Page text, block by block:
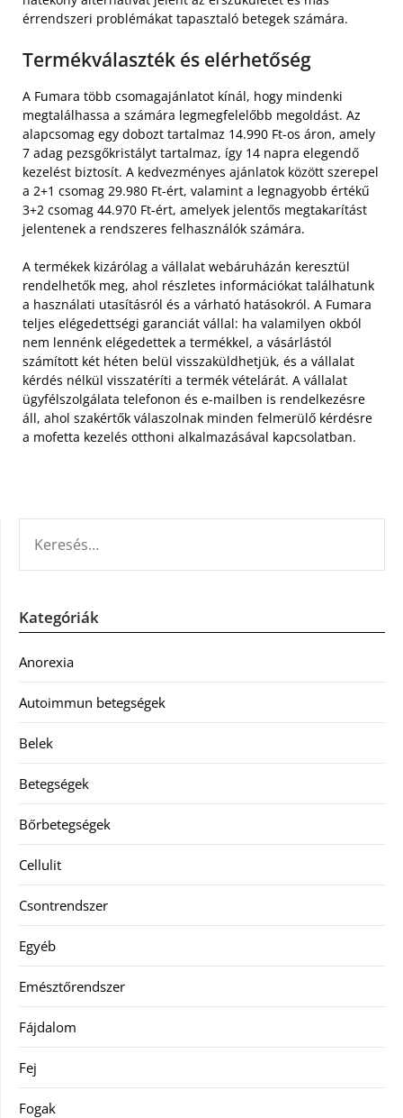
érrendszeri problémákat tapasztaló betegek számára.
Termékválaszték és elérhetőség
A Fumara több csomagajánlatot kínál, hogy mindenki
megtalálhassa a számára legmegfelelőbb megoldást. Az
alapcsomag egy dobozt tartalmaz 14.990 Ft-os áron, amely
7 adag pezsgőkristályt tartalmaz, így 14 napra elegendő
kezelést biztosít. A kedvezményes ajánlatok között szerepel
a 2+1 csomag 29.980 Ft-ért, valamint a legnagyobb értékű
3+2 csomag 44.970 Ft-ért, amelyek jelentős megtakarítást
jelentenek a rendszeres felhasználók számára.
A termékek kizárólag a vállalat webáruházán keresztül
rendelhetők meg, ahol részletes információkat találhatunk
a használati utasításról és a várható hatásokról. A Fumara
teljes elégedettségi garanciát vállal: ha valamilyen okból
nem lennénk elégedettek a termékkel, a vásárlástól
számított két héten belül visszaküldhetjük, és a vállalat
kérdés nélkül visszatéríti a termék vételárát. A vállalat
ügyfélszolgálata telefonon és e-mailben is rendelkezésre
áll, ahol szakértők válaszolnak minden felmerülő kérdésre
a mofetta kezelés otthoni alkalmazásával kapcsolatban.
Kategóriák
Anorexia
Autoimmun betegségek
Belek
Betegségek
Bőrbetegségek
Cellulit
Csontrendszer
Egyéb
Emésztőrendszer
Fájdalom
Fej
Fogak